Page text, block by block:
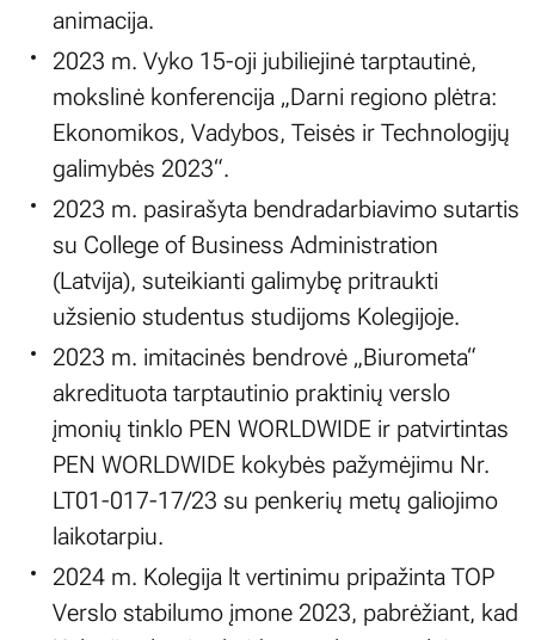
animacija.
2023 m. Vyko 15-oji jubiliejinė tarptautinė,
mokslinė konferencija „Darni regiono plėtra:
Ekonomikos, Vadybos, Teisės ir Technologijų
galimybės 2023“.
2023 m. pasirašyta bendradarbiavimo sutartis
su College of Business Administration
(Latvija), suteikianti galimybę pritraukti
užsienio studentus studijoms Kolegijoje.
2023 m. imitacinės bendrovė „Biurometa“
akredituota tarptautinio praktinių verslo
įmonių tinklo PEN WORLDWIDE ir patvirtintas
PEN WORLDWIDE kokybės pažymėjimu Nr.
LT01-017-17/23 su penkerių metų galiojimo
laikotarpiu.
2024 m. Kolegija lt vertinimu pripažinta TOP
Verslo stabilumo įmone 2023, pabrėžiant, kad